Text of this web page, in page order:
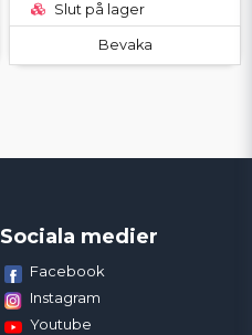
Slut på lager
Bevaka
Sociala medier
Facebook
Instagram
Youtube